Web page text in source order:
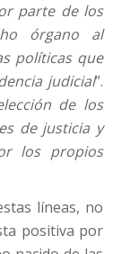
parte de los
órgano al
políticas que
judicial”.
de los
de justicia y
los propios
líneas, no
positiva por